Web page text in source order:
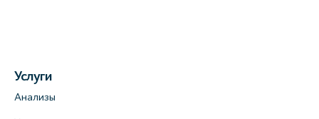
Услуги
Анализы